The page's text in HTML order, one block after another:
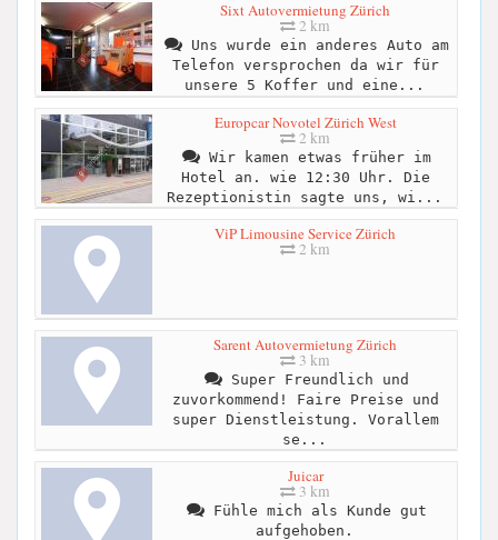
Sixt Autovermietung Zürich
2 km
Uns wurde ein anderes Auto am
Telefon versprochen da wir für
unsere 5 Koffer und eine...
Europcar Novotel Zürich West
2 km
Wir kamen etwas früher im
Hotel an. wie 12:30 Uhr. Die
Rezeptionistin sagte uns, wi...
ViP Limousine Service Zürich
2 km
Sarent Autovermietung Zürich
3 km
Super Freundlich und
zuvorkommend! Faire Preise und
super Dienstleistung. Vorallem
se...
Juicar
3 km
Fühle mich als Kunde gut
aufgehoben.